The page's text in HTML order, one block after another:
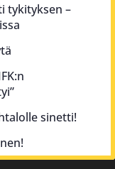
tykityksen –
sinetti!